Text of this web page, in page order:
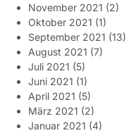
November 2021 (2)
Oktober 2021 (1)
September 2021 (13)
August 2021 (7)
Juli 2021 (5)
Juni 2021 (1)
April 2021 (5)
März 2021 (2)
Januar 2021 (4)